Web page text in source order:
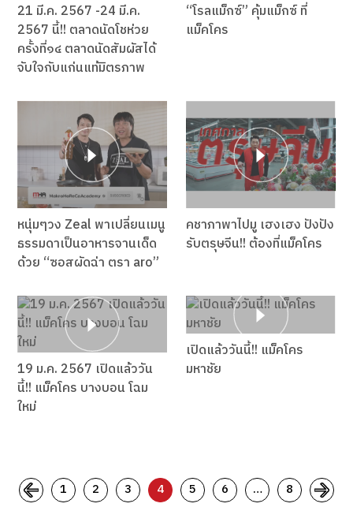
21 มี.ค. 2567 -24 มี.ค.
2567 นี้!! ตลาดนัดโชห่วย
ครั้งที่๑๔ ตลาดนัดสัมผัสได้
จับใจกับแก่นแท้มิตรภาพ
“โรลแม็กซ์” คุ้มแม็กซ์ ที่
แม็คโคร
หนุ่มๆวง Zeal พาเปลี่ยนเมนู
ธรรมดาเป็นอาหารจานเด็ด
ด้วย “ซอสผัดฉ่า ตรา aro”
คชาภาพาไปมู เฮงเฮง ปังปัง
รับตรุษจีน!! ต้องที่แม็คโคร
19 ม.ค. 2567 เปิดแล้ววัน
นี้!! แม็คโคร บางบอน โฉม
ใหม่
เปิดแล้ววันนี้!! แม็คโคร
มหาชัย
1 2 3 4 5 6 … 8